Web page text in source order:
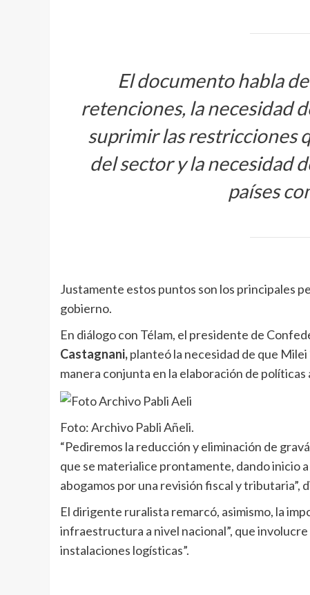
El documento habla
retenciones, la necesidad
suprimir las restricciones
del sector y la necesidad
países
Justamente estos puntos son los principales
gobierno.
En diálogo con Télam, el presidente de
Castagnani,planteó la necesidad de que
manera conjunta en la elaboración de políticas
Foto: Archivo Pabli Añeli.
“Pediremos la reducción y eliminación de
que se materialice prontamente, dando inicio
abogamos por una revisión fiscal y tributaria”,
El dirigente ruralista remarcó, asimismo, la
infraestructura a nivel nacional”, que
instalaciones logísticas”.